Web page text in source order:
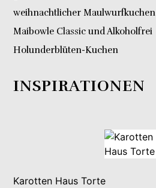
weihnachtlicher Maulwurfkuchen
Maibowle Classic und Alkoholfrei
Holunderblüten-Kuchen
INSPIRATIONEN
Karotten Haus Torte